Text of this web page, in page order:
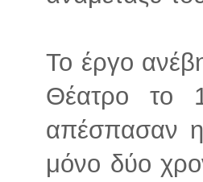
Το έργο
Θέατρο το
απέσπασαν
μόνο δύο